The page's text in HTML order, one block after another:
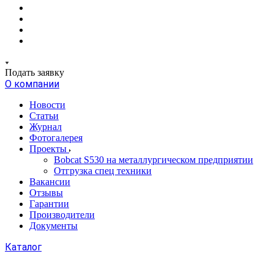
Подать заявку
О компании
Новости
Статьи
Журнал
Фотогалерея
Проекты
Bobcat S530 на металлургическом предприятии
Отгрузка спец техники
Вакансии
Отзывы
Гарантии
Производители
Документы
Каталог